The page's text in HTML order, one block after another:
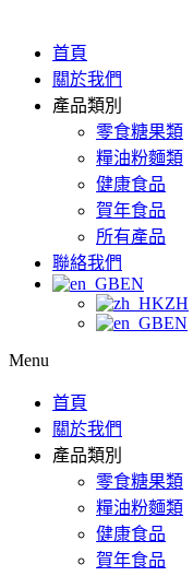
首頁
關於我們
產品類別
零食糖果類
糧油粉麵類
健康食品
賀年食品
所有產品
聯絡我們
EN
ZH
EN
Menu
首頁
關於我們
產品類別
零食糖果類
糧油粉麵類
健康食品
賀年食品